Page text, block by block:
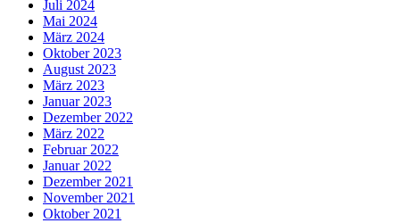
Juli 2024
Mai 2024
März 2024
Oktober 2023
August 2023
März 2023
Januar 2023
Dezember 2022
März 2022
Februar 2022
Januar 2022
Dezember 2021
November 2021
Oktober 2021